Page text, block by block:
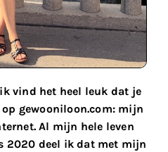
vind het heel leuk dat je
gewooniloon.com: mijn
Al mijn hele leven
2020 deel ik dat met mijn